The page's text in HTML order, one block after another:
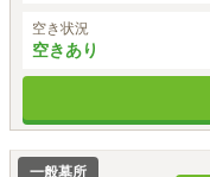
空き状況
空きあり
一般墓所